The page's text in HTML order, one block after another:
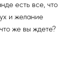
есть все, что
и желание
же вы ждете?